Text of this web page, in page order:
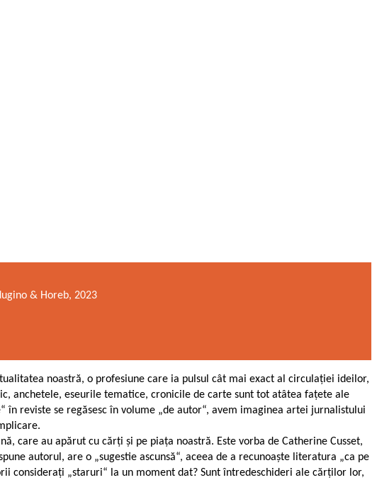
& Horeb, 2023
noastră, o profesiune care ia pulsul cât mai exact al circulației ideilor,
anchetele, eseurile tematice, cronicile de carte sunt tot atâtea fațete ale
reviste se regăsesc în volume „de autor“, avem imaginea artei jurnalistului
au apărut cu cărți și pe piața noastră. Este vorba de Catherine Cusset,
autorul, are o „sugestie ascunsă“, aceea de a recunoaște literatura „ca pe
considerați „staruri“ la un moment dat? Sunt întredeschideri ale cărților lor,